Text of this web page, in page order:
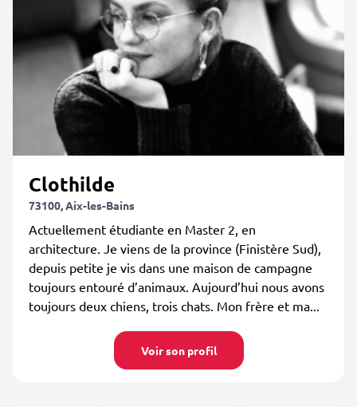
Clothilde
73100, Aix-les-Bains
Actuellement étudiante en Master 2, en
architecture. Je viens de la province (Finistère Sud),
depuis petite je vis dans une maison de campagne
toujours entouré d’animaux. Aujourd’hui nous avons
toujours deux chiens, trois chats. Mon frère et ma...
Voir son profil